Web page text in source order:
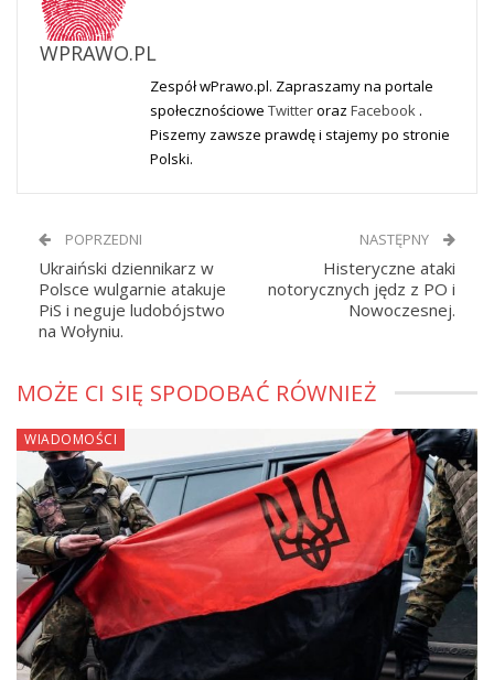
WPRAWO.PL
Zespół wPrawo.pl. Zapraszamy na portale
społecznościowe Twitteroraz Facebook .
Piszemy zawsze prawdę i stajemy po stronie
Polski.
POPRZEDNI
Ukraiński dziennikarz w
Polsce wulgarnie atakuje
PiS i neguje ludobójstwo
na Wołyniu.
NASTĘPNY
Histeryczne ataki
notorycznych jędz z PO i
Nowoczesnej.
MOŻE CI SIĘ SPODOBAĆ RÓWNIEŻ
WIADOMOŚCI